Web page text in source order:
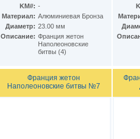
KM#: -
Материал: Алюминиевая Бронза
Диаметр: 23.00 мм
Описание: Франция жетон
Наполеоновские
битвы (4)
Франция жетон
Наполеоновские битвы №7